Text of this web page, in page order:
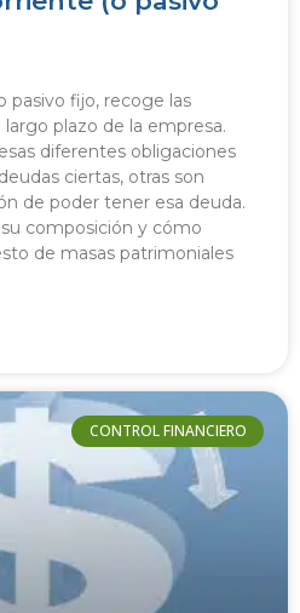
pasivo fijo, recoge las
plazo de la empresa.
diferentes obligaciones
ciertas, otras son
de poder tener esa deuda.
composición y cómo
de masas patrimoniales
CONTROL FINANCIERO